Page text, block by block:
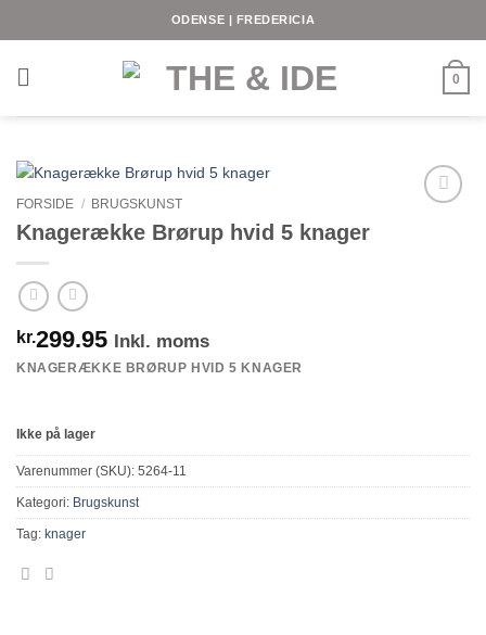
ODENSE | FREDERICIA
0
FORSIDE / BRUGSKUNST
Knagerække Brørup hvid 5 knager
kr.299.95 Inkl. moms
KNAGERÆKKE BRØRUP HVID 5 KNAGER
Ikke på lager
Varenummer (SKU): 5264-11
Kategori: Brugskunst
Tag: knager